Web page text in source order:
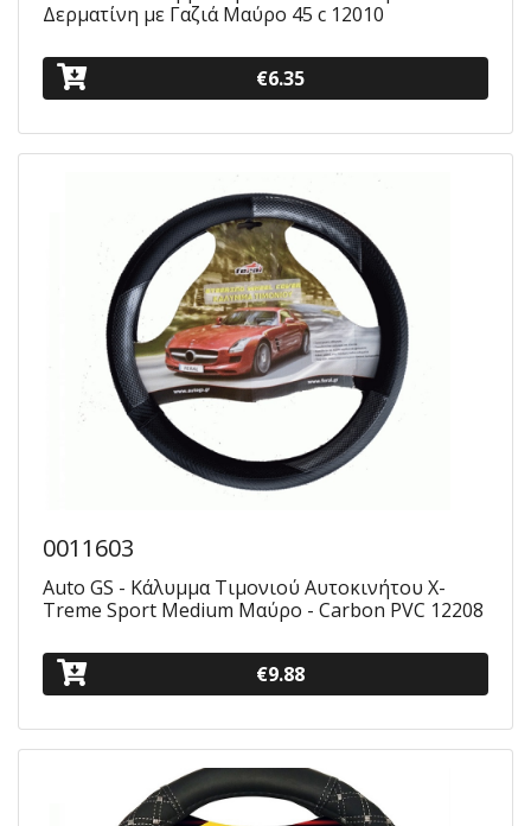
Δερματίνη με Γαζιά Μαύρο 45 c 12010
€6.35
0011603
Auto GS - Κάλυμμα Τιμονιού Αυτοκινήτου X-
Treme Sport Medium Μαύρο - Carbon PVC 12208
€9.88